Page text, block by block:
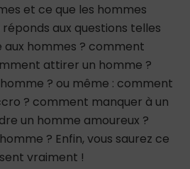
et ce que les hommes
aux questions telles
hommes ? comment
attirer un homme ?
? ou même : comment
? comment manquer à un
un homme amoureux ?
? Enfin, vous saurez ce
vraiment !